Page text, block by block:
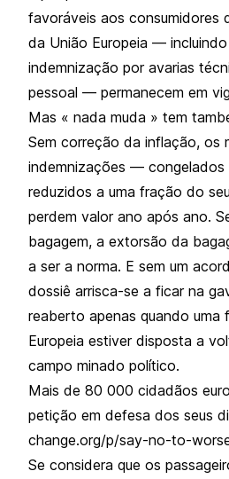
favoráveis aos consumidores
da União Europeia —
indemnização por avarias
pessoal — permanecem em
Mas « nada muda » tem
Sem correção da inflação, os
indemnizações —
reduzidos a uma fração do
perdem valor ano após ano.
bagagem, a extorsão da
a ser a norma. E sem um
dossiê arrisca-se a ficar na
reaberto apenas quando uma
Europeia estiver disposta a
campo minado político.
Mais de 80 000 cidadãos
petição em defesa dos seus
change.org/p/say-no-to-
Se considera que os